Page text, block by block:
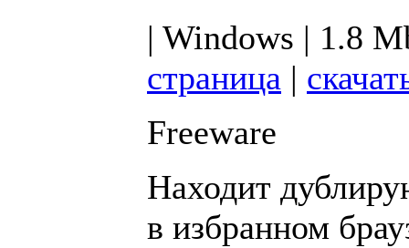
| Windows | 1.8
страница |
Freeware
Находит
в избранном